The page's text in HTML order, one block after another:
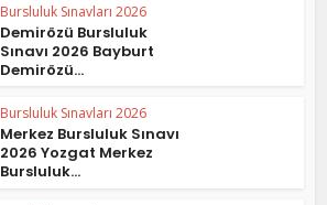
Bursluluk Sınavları 2026
Demirözü Bursluluk
Sınavı 2026 Bayburt
Demirözü...
Bursluluk Sınavları 2026
Merkez Bursluluk Sınavı
2026 Yozgat Merkez
Bursluluk...